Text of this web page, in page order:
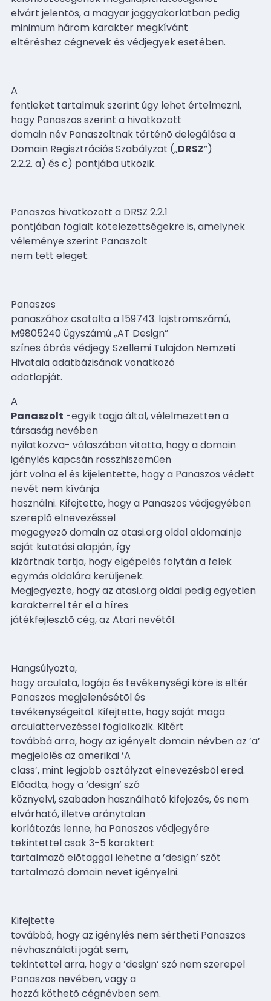
elvárt jelentõs, a magyar joggyakorlatban pedig
minimum három karakter megkívánt
eltéréshez cégnevek és védjegyek esetében.
A
fentieket tartalmuk szerint úgy lehet értelmezni,
hogy Panaszos szerint a hivatkozott
domain név Panaszoltnak történõ delegálása a
Domain Regisztrációs Szabályzat („DRSZ”)
2.2.2. a) és c) pontjába ütközik.
Panaszos hivatkozott a DRSZ 2.2.1
pontjában foglalt kötelezettségekre is, amelynek
véleménye szerint Panaszolt
nem tett eleget.
Panaszos
panaszához csatolta a 159743. lajstromszámú,
M9805240 ügyszámú „AT Design”
színes ábrás védjegy Szellemi Tulajdon Nemzeti
Hivatala adatbázisának vonatkozó
adatlapját.
A
Panaszolt -egyik tagja által, vélelmezetten a
társaság nevében
nyilatkozva- válaszában vitatta, hogy a domain
igénylés kapcsán rosszhiszemûen
járt volna el és kijelentette, hogy a Panaszos védett
nevét nem kívánja
használni. Kifejtette, hogy a Panaszos védjegyében
szereplõ elnevezéssel
megegyezõ domain az atasi.org oldal aldomainje
saját kutatási alapján, így
kizártnak tartja, hogy elgépelés folytán a felek
egymás oldalára kerüljenek.
Megjegyezte, hogy az atasi.org oldal pedig egyetlen
karakterrel tér el a híres
játékfejlesztõ cég, az Atari nevétõl.
Hangsúlyozta,
hogy arculata, logója és tevékenységi köre is eltér
Panaszos megjelenésétõl és
tevékenységeitõl. Kifejtette, hogy saját maga
arculattervezéssel foglalkozik. Kitért
továbbá arra, hogy az igényelt domain névben az ’a’
megjelölés az amerikai ’A
class’, mint legjobb osztályzat elnevezésbõl ered.
Elõadta, hogy a ’design’ szó
köznyelvi, szabadon használható kifejezés, és nem
elvárható, illetve aránytalan
korlátozás lenne, ha Panaszos védjegyére
tekintettel csak 3-5 karaktert
tartalmazó elõtaggal lehetne a ’design’ szót
tartalmazó domain nevet igényelni.
Kifejtette
továbbá, hogy az igénylés nem sértheti Panaszos
névhasználati jogát sem,
tekintettel arra, hogy a ’design’ szó nem szerepel
Panaszos nevében, vagy a
hozzá köthetõ cégnévben sem.